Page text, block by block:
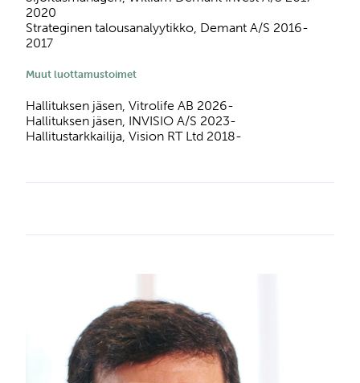
2020
Strateginen talousanalyytikko, Demant A/S 2016-
2017
Muut luottamustoimet
Hallituksen jäsen, Vitrolife AB 2026-
Hallituksen jäsen, INVISIO A/S 2023-
Hallitustarkkailija, Vision RT Ltd 2018-